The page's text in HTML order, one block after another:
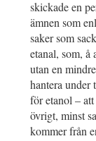
skickade en
ämnen som
saker som
etanal, som, å
utan en
hantera under
för etanol –
övrigt, minst
kommer från